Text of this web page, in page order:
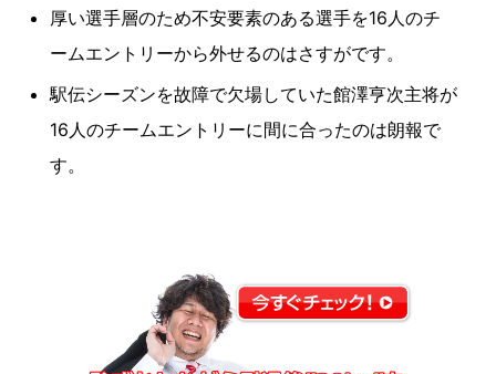
厚い選手層のため不安要素のある選手を16人のチ
ームエントリーから外せるのはさすがです。
駅伝シーズンを故障で欠場していた館澤亨次主将が
16人のチームエントリーに間に合ったのは朗報で
す。